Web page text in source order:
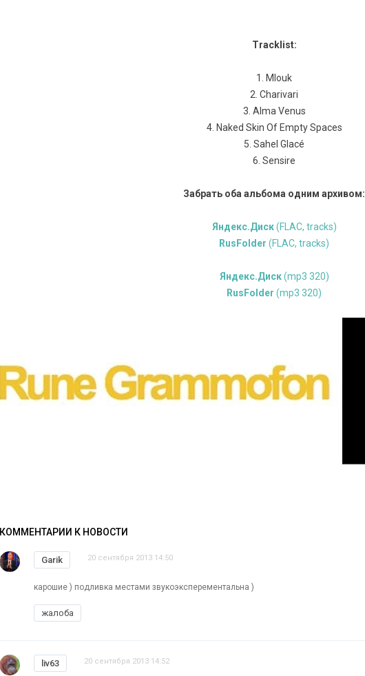
Tracklist:
1. Mlouk
2. Charivari
3. Alma Venus
4. Naked Skin Of Empty Spaces
5. Sahel Glacé
6. Sensire
Забрать оба альбома одним архивом:
Яндекс.Диск(FLAC, tracks)
RusFolder (FLAC, tracks)
Яндекс.Диск(mp3 320)
RusFolder (mp3 320)
КОММЕНТАРИИ К НОВОСТИ
Garik 20 сентября 2013 14:50
карошие ) подливка местами звукоэксперементальна )
жалоба
liv63 20 сентября 2013 14:52